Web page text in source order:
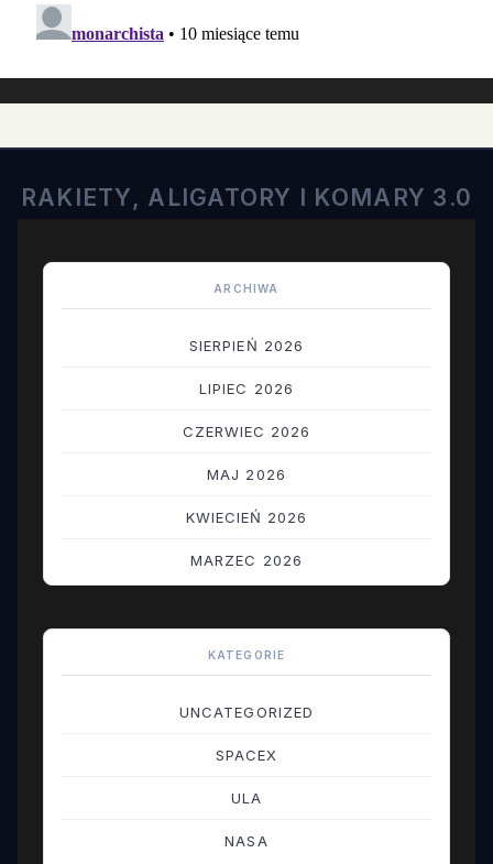
RAKIETY, ALIGATORY I KOMARY 3.0
ARCHIWA
SIERPIEŃ 2026
LIPIEC 2026
CZERWIEC 2026
MAJ 2026
KWIECIEŃ 2026
MARZEC 2026
KATEGORIE
UNCATEGORIZED
SPACEX
ULA
NASA